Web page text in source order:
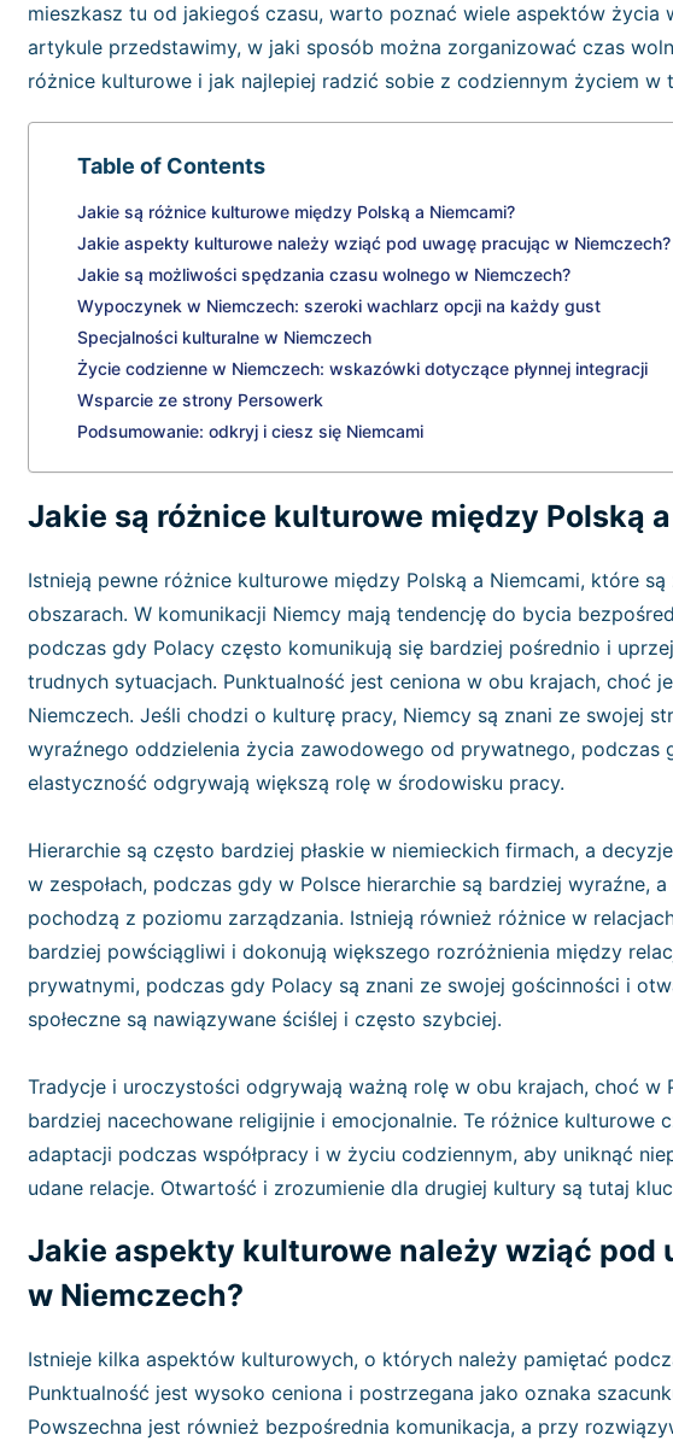
mieszkasz tu od jakiegoś czasu, warto poznać wiele aspektów życia
artykule przedstawimy, w jaki sposób można zorganizować czas
różnice kulturowe i jak najlepiej radzić sobie z codziennym życiem w
Table of Contents
Jakie są różnice kulturowe między Polską a Niemcami?
Jakie aspekty kulturowe należy wziąć pod uwagę pracując w Niemczech?
Jakie są możliwości spędzania czasu wolnego w Niemczech?
Wypoczynek w Niemczech: szeroki wachlarz opcji na każdy gust
Specjalności kulturalne w Niemczech
Życie codzienne w Niemczech: wskazówki dotyczące płynnej integracji
Wsparcie ze strony Persowerk
Podsumowanie: odkryj i ciesz się Niemcami
Jakie są różnice kulturowe między Polską
Istnieją pewne różnice kulturowe między Polską a Niemcami, które
obszarach. W komunikacji Niemcy mają tendencję do bycia
podczas gdy Polacy często komunikują się bardziej pośrednio i
trudnych sytuacjach. Punktualność jest ceniona w obu krajach, choć
Niemczech. Jeśli chodzi o kulturę pracy, Niemcy są znani ze swojej
wyraźnego oddzielenia życia zawodowego od prywatnego, podczas
elastyczność odgrywają większą rolę w środowisku pracy.
Hierarchie są często bardziej płaskie w niemieckich firmach, a
w zespołach, podczas gdy w Polsce hierarchie są bardziej wyraźne,
pochodzą z poziomu zarządzania. Istnieją również różnice w
bardziej powściągliwi i dokonują większego rozróżnienia między
prywatnymi, podczas gdy Polacy są znani ze swojej gościnności i
społeczne są nawiązywane ściślej i często szybciej.
Tradycje i uroczystości odgrywają ważną rolę w obu krajach, choć w
bardziej nacechowane religijnie i emocjonalnie. Te różnice kulturowe
adaptacji podczas współpracy i w życiu codziennym, aby uniknąć
udane relacje. Otwartość i zrozumienie dla drugiej kultury są tutaj
Jakie aspekty kulturowe należy wziąć pod
w Niemczech?
Istnieje kilka aspektów kulturowych, o których należy pamiętać
Punktualność jest wysoko ceniona i postrzegana jako oznaka
Powszechna jest również bezpośrednia komunikacja, a przy